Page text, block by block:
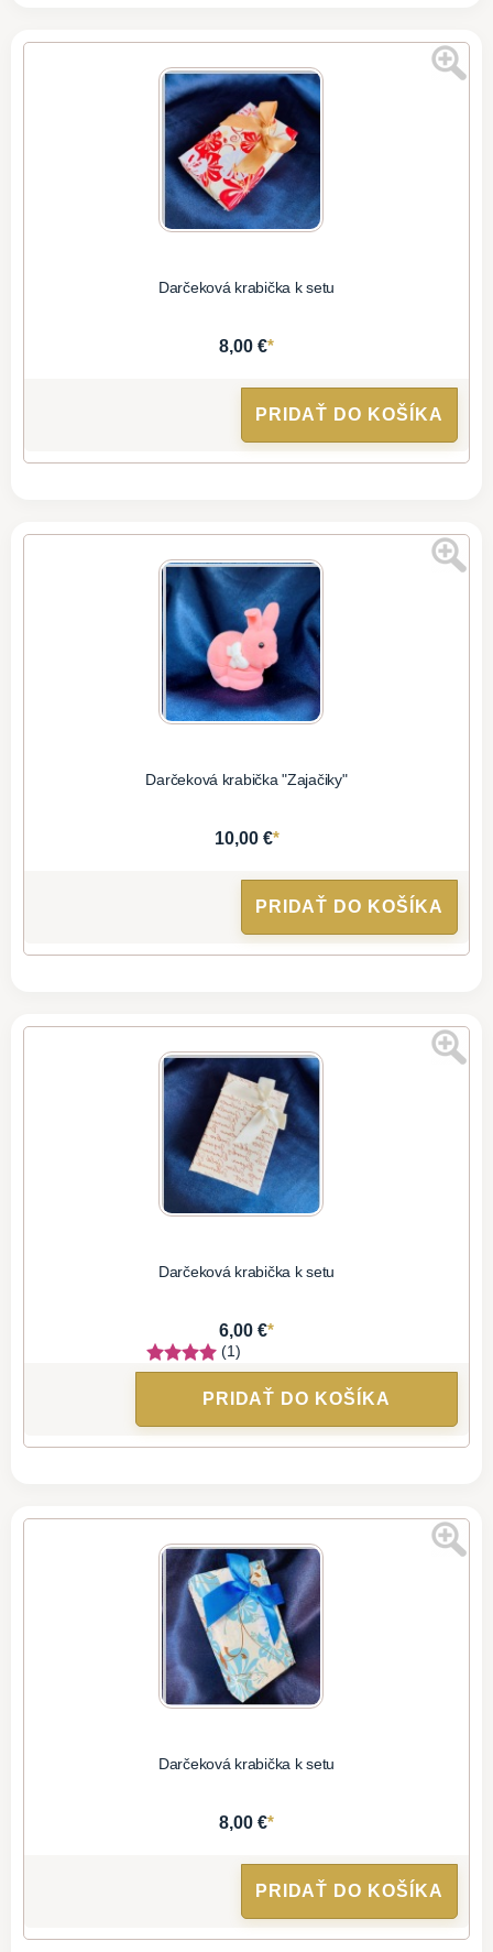
Darčeková krabička k setu
8,00 €*
PRIDAŤ DO KOŠÍKA
Darčeková krabička "Zajačiky"
10,00 €*
PRIDAŤ DO KOŠÍKA
Darčeková krabička k setu
6,00 €*
(1)
PRIDAŤ DO KOŠÍKA
Darčeková krabička k setu
8,00 €*
PRIDAŤ DO KOŠÍKA